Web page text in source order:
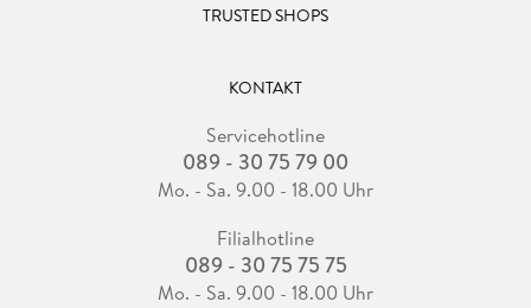
TRUSTED SHOPS
KONTAKT
Servicehotline
089 - 30 75 79 00
Mo. - Sa. 9.00 - 18.00 Uhr
Filialhotline
089 - 30 75 75 75
Mo. - Sa. 9.00 - 18.00 Uhr